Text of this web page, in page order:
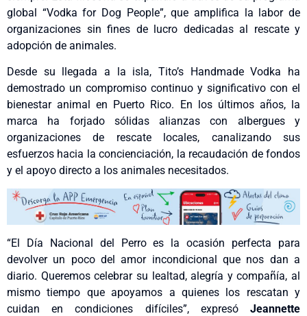
global “Vodka for Dog People”, que amplifica la labor de
organizaciones sin fines de lucro dedicadas al rescate y
adopción de animales.
Desde su llegada a la isla, Tito’s Handmade Vodka ha
demostrado un compromiso continuo y significativo con el
bienestar animal en Puerto Rico. En los últimos años, la
marca ha forjado sólidas alianzas con albergues y
organizaciones de rescate locales, canalizando sus
esfuerzos hacia la concienciación, la recaudación de fondos
y el apoyo directo a los animales necesitados.
“El Día Nacional del Perro es la ocasión perfecta para
devolver un poco del amor incondicional que nos dan a
diario. Queremos celebrar su lealtad, alegría y compañía, al
mismo tiempo que apoyamos a quienes los rescatan y
cuidan en condiciones difíciles”, expresó Jeannette